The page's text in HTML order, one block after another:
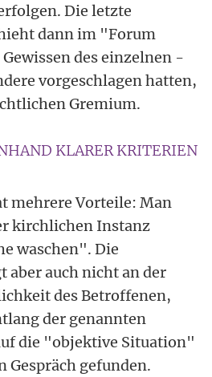
Die letzte
dann im "Forum
des einzelnen -
vorgeschlagen hatten,
Gremium.
KLARER KRITERIEN
mehrere Vorteile: Man
kirchlichen Instanz
waschen". Die
aber auch nicht an der
des Betroffenen,
der genannten
die "objektive Situation"
Gespräch gefunden.